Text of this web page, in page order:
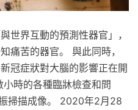
世界互動的預測性器官」，
痛苦的器官。 與此同時，
冠症狀對大腦的影響正在開
時的各種臨牀檢查和問
掃描成像。 2020年2月28